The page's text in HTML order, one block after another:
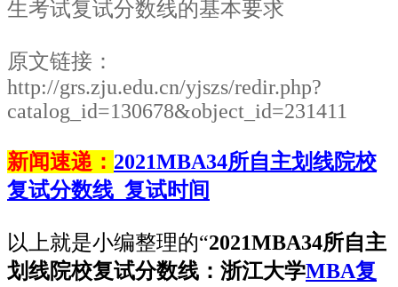
生考试复试分数线的基本要求
原文链接：
http://grs.zju.edu.cn/yjszs/redir.php?
catalog_id=130678&object_id=231411
新闻速递： 2021MBA34所自主划线院校
复试分数线_复试时间
以上就是小编整理的“2021MBA34所自主
划线院校复试分数线： 浙江大学MBA复